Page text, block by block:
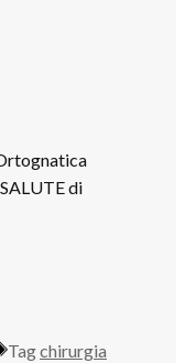
di
Tagchirurgia